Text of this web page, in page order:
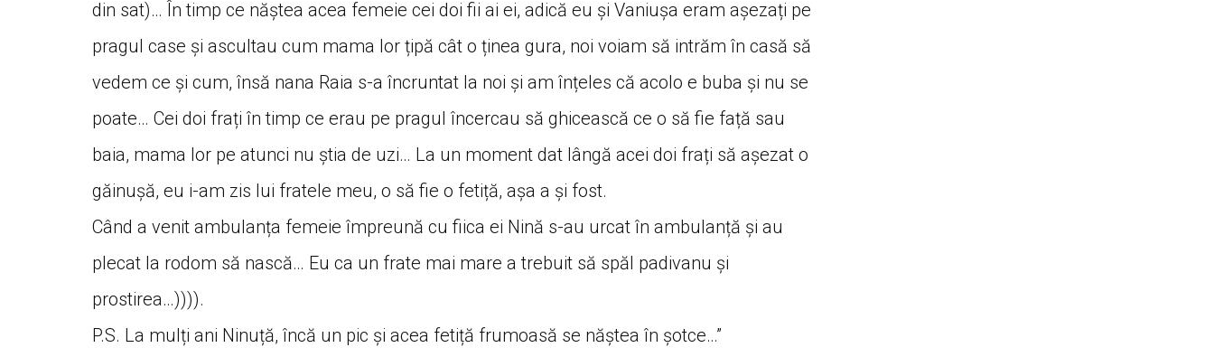
din sat)… În timp ce năștea acea femeie cei doi fii ai ei, adică eu și Vaniușa eram așezați pe
pragul case și ascultau cum mama lor țipă cât o ținea gura, noi voiam să intrăm în casă să
vedem ce și cum, însă nana Raia s-a încruntat la noi și am înțeles că acolo e buba și nu se
poate… Cei doi frați în timp ce erau pe pragul încercau să ghicească ce o să fie față sau
baia, mama lor pe atunci nu știa de uzi… La un moment dat lângă acei doi frați să așezat o
găinușă, eu i-am zis lui fratele meu, o să fie o fetiță, așa a și fost.
Când a venit ambulanța femeie împreună cu fiica ei Nină s-au urcat în ambulanță și au
plecat la rodom să nască… Eu ca un frate mai mare a trebuit să spăl padivanu și
prostirea…)))).
P.S. La mulți ani Ninuță, încă un pic și acea fetiță frumoasă se năștea în șotce…”